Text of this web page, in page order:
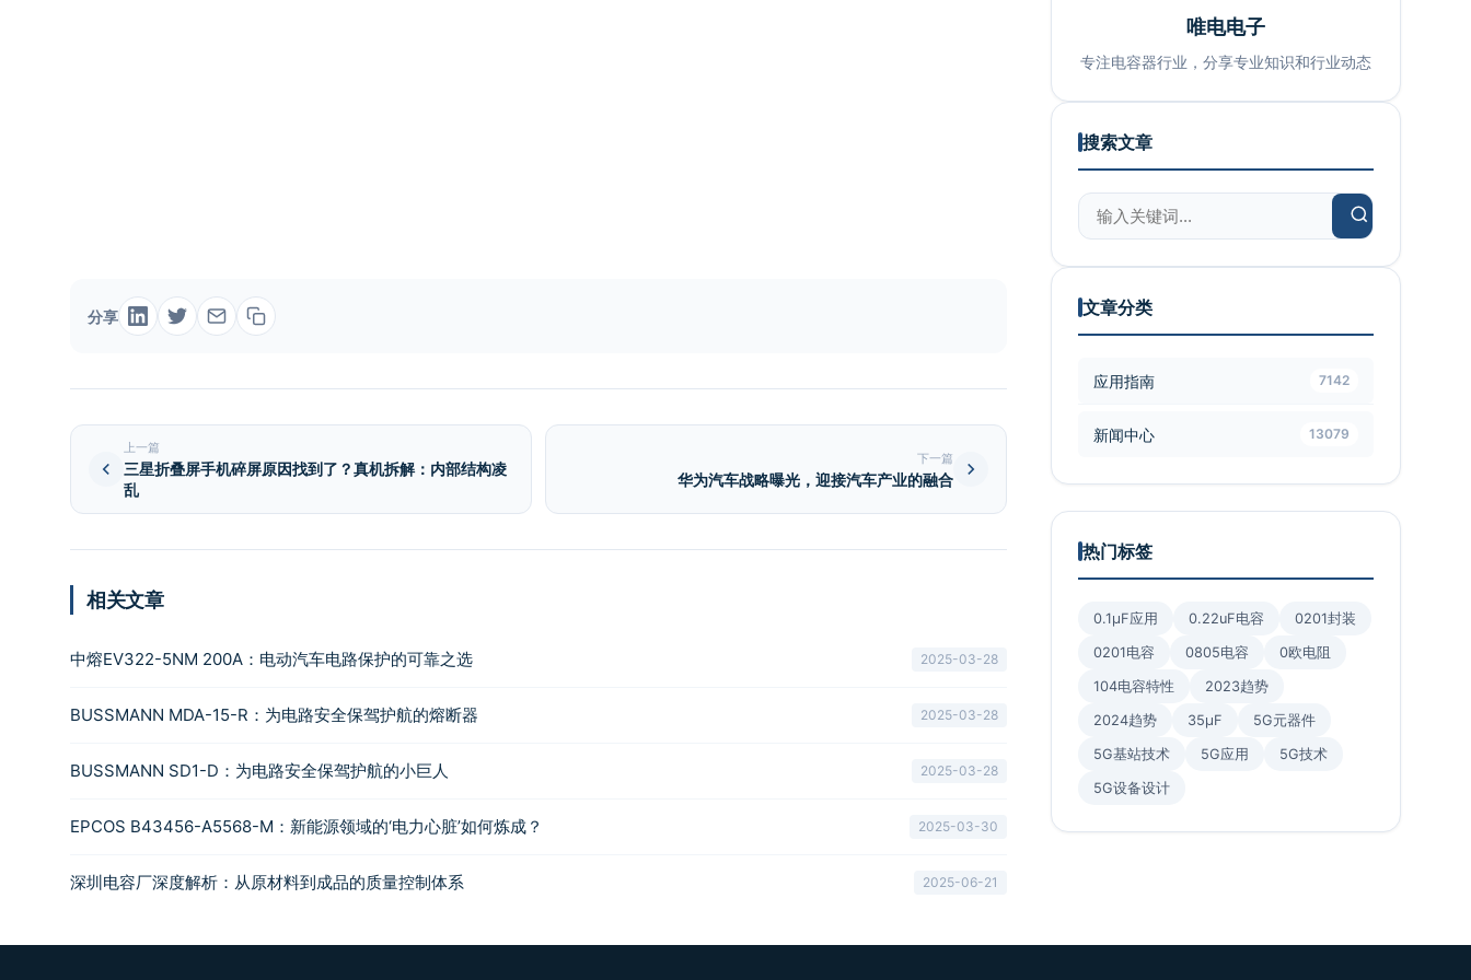
分享
上一篇
三星折叠屏手机碎屏原因找到了？真机拆解：内部结构凌
乱
下一篇
华为汽车战略曝光，迎接汽车产业的融合
相关文章
中熔EV322-5NM 200A：电动汽车电路保护的可靠之选 2025-03-28
BUSSMANN MDA-15-R：为电路安全保驾护航的熔断器 2025-03-28
BUSSMANN SD1-D：为电路安全保驾护航的小巨人 2025-03-28
EPCOS B43456-A5568-M：新能源领域的‘电力心脏’如何炼成？ 2025-03-30
深圳电容厂深度解析：从原材料到成品的质量控制体系 2025-06-21
唯电电子
专注电容器行业，分享专业知识和行业动态
搜索文章
文章分类
应用指南 7142
新闻中心 13079
热门标签
0.1μF应用 0.22uF电容 0201封装
0201电容 0805电容 0欧电阻
104电容特性 2023趋势
2024趋势 35μF 5G元器件
5G基站技术 5G应用 5G技术
5G设备设计